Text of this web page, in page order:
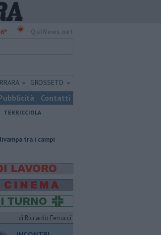
GROSSETO
Contatti
TERRICCIOLA
campi Ossicombustore, "Serve chiarezza
di Riccardo Ferrucci